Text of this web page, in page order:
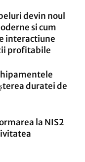
devin noul
si cum
interactiune
profitabile
duratei de
la NIS2